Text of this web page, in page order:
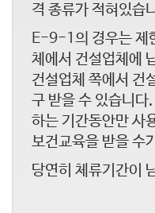
격 종류가 적혀있습
E-9-1의 경우는 제
체에서 건설업체에
건설업체 쪽에서 건
구 받을 수 있습니다
하는 기간동안만 사
보건교육을 받을 수
당연히 체류기간이